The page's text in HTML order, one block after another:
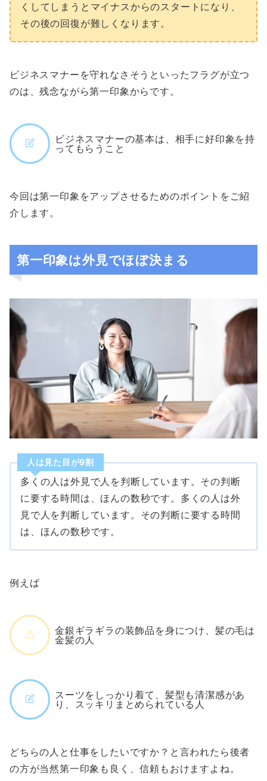
くしてしまうとマイナスからのスタートになり、
その後の回復が難しくなります。
ビジネスマナーを守れなさそうといったフラグが立つ
のは、残念ながら第一印象からです。
ビジネスマナーの基本は、相手に好印象を持
ってもらうこと
今回は第一印象をアップさせるためのポイントをご紹
介します。
第一印象は外見でほぼ決まる
人は見た目が9割
多くの人は外見で人を判断しています。その判断
に要する時間は、ほんの数秒です。多くの人は外
見で人を判断しています。その判断に要する時間
は、ほんの数秒です。
例えば
金銀ギラギラの装飾品を身につけ、髪の毛は
金髪の人
スーツをしっかり着て、髪型も清潔感があ
り、スッキリまとめられている人
どちらの人と仕事をしたいですか？と言われたら後者
の方が当然第一印象も良く、信頼もおけますよね。